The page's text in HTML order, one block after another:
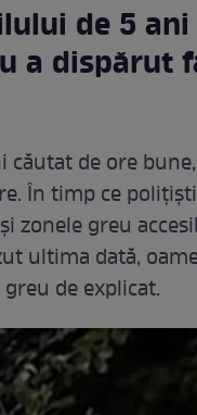
de 5 ani
a dispărut
căutat de ore
În timp ce
zonele greu
ultima dată,
de explicat.